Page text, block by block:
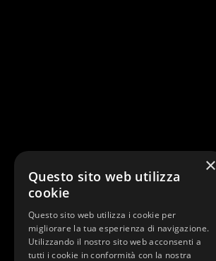
×
Questo sito web utilizza
cookie
Questo sito web utilizza i cookie per
migliorare la tua esperienza di navigazione.
Utilizzando il nostro sito web acconsenti a
tutti i cookie in conformità con la nostra